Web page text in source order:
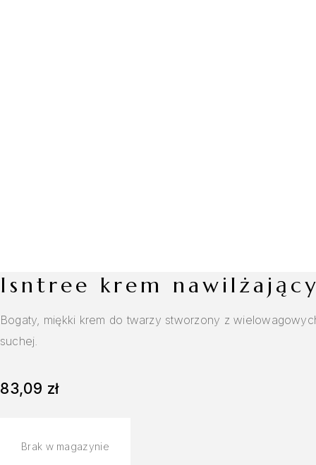
isntree krem
Bogaty, miękki krem do twarzy stworzony z
suchej.
83,09 zł
Brak w magazynie